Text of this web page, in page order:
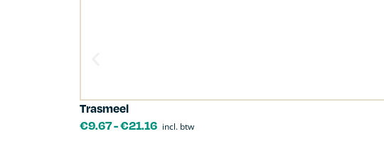
Trasmeel
€9.67-€21.16 incl. btw